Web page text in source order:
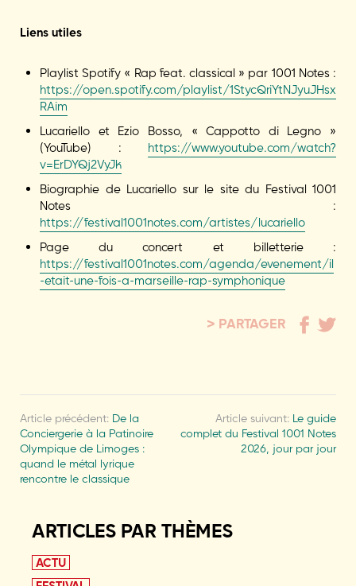
Liens utiles
Playlist Spotify « Rap feat. classical » par 1001 Notes :
https://open.spotify.com/playlist/1StycQriYtNJyuJHsx
RAim
Lucariello et Ezio Bosso, « Cappotto di Legno »
(YouTube) : https://www.youtube.com/watch?
v=ErDYQj2VyJk
Biographie de Lucariello sur le site du Festival 1001
Notes :
https://festival1001notes.com/artistes/lucariello
Page du concert et billetterie :
https://festival1001notes.com/agenda/evenement/il
-etait-une-fois-a-marseille-rap-symphonique
PARTAGER
Article précédent: De la
Conciergerie à la Patinoire
Olympique de Limoges :
quand le métal lyrique
rencontre le classique
Article suivant: Le guide
complet du Festival 1001 Notes
2026, jour par jour
ARTICLES PAR THÈMES
ACTU